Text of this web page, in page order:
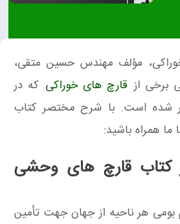
مؤلف مهندس حسین متقی،
برخی از قارچ های خوراکی که در
شده است. با شرح مختصر کتاب
همراه باشید:
کتاب قارچ های وحشی
بومی هر ناحیه از جهان جهت تأمین